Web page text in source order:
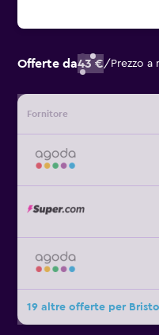
Offerte da43 €/ Prezzo
Fornitore
19 altre offerte per